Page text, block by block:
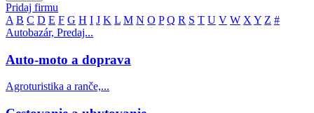
Pridaj firmu
A B C D E F G H I J K L M N O P Q R S T U V W X Y Z #
Autobazár, Predaj...
Auto-moto a doprava
Agroturistika a ranče,...